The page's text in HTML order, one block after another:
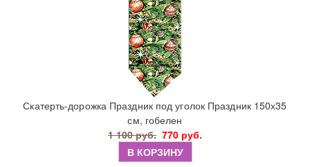
Скатерть-дорожка Праздник под уголок Праздник 150х35
см, гобелен
1 100 руб. 770 руб.
В КОРЗИНУ